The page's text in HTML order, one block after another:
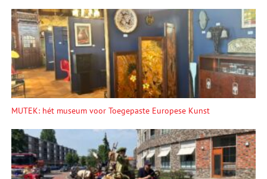
MUTEK: hét museum voor Toegepaste Europese Kunst